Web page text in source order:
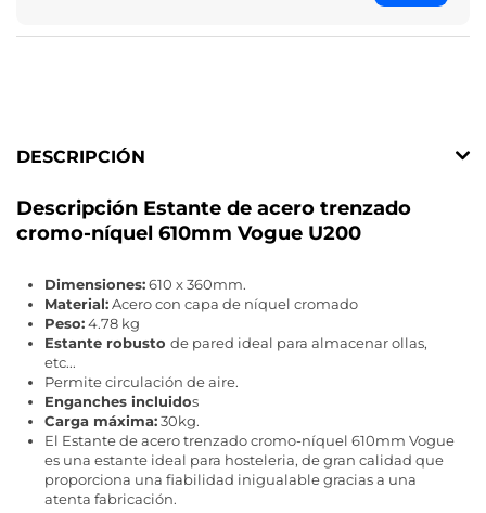
DESCRIPCIÓN
Descripción Estante de acero trenzado
cromo-níquel 610mm Vogue U200
Dimensiones:610 x 360mm.
Material:Acero con capa de níquel cromado
Peso:4.78 kg
Estante robusto de pared ideal para almacenar ollas,
etc...
Permite circulación de aire.
Enganches incluidos
Carga máxima:30kg.
El Estante de acero trenzado cromo-níquel 610mm Vogue
es una estante ideal para hosteleria, de gran calidad que
proporciona una fiabilidad inigualable gracias a una
atenta fabricación.